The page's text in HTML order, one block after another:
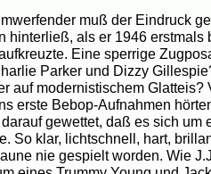
muß der Eindruck
hinterließ, als er 1946 erstmals
Eine sperrige
Parker und Dizzy
auf modernistischem Glatteis?
erste Bebop-Aufnahmen
gewettet, daß es sich um
So klar, lichtschnell, hart,
nie gespielt worden. Wie